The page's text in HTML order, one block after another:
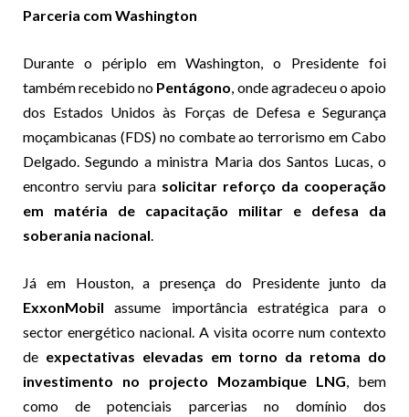
Parceria com Washington
Durante o périplo em Washington, o Presidente foi
também recebido no Pentágono , onde agradeceu o apoio
dos Estados Unidos às Forças de Defesa e Segurança
moçambicanas (FDS) no combate ao terrorismo em Cabo
Delgado. Segundo a ministra Maria dos Santos Lucas, o
encontro serviu para solicitar reforço da cooperação
em matéria de capacitação militar e defesa da
soberania nacional
Já em Houston, a presença do Presidente junto da
ExxonMobil assume importância estratégica para o
sector energético nacional. A visita ocorre num contexto
de expectativas elevadas em torno da retoma do
investimento no projecto Mozambique LNG , bem
como de potenciais parcerias no domínio dos